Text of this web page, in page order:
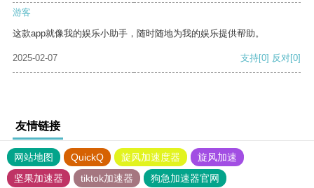
游客
这款app就像我的娱乐小助手，随时随地为我的娱乐提供帮助。
2025-02-07 支持[0] 反对[0]
友情链接
网站地图 QuickQ 旋风加速度器
旋风加速
坚果加速器
tiktok加速器 狗急加速器官网